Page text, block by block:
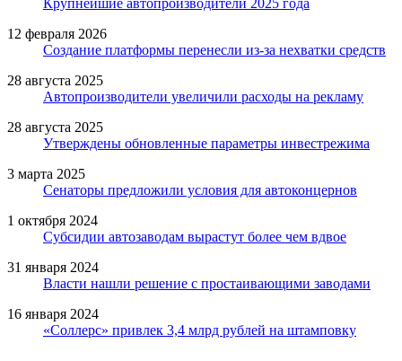
12 февраля 2026
Создание платформы перенесли из-за нехватки средств
28 августа 2025
Автопроизводители увеличили расходы на рекламу
28 августа 2025
Утверждены обновленные параметры инвестрежима
3 марта 2025
Сенаторы предложили условия для автоконцернов
1 октября 2024
Субсидии автозаводам вырастут более чем вдвое
31 января 2024
Власти нашли решение с простаивающими заводами
16 января 2024
«Соллерс» привлек 3,4 млрд рублей на штамповку